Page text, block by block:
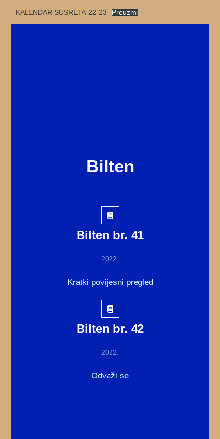
KALENDAR-SUSRETA-22-23 Preuzmi
Bilten
Bilten br. 41
2022.
Kratki povijesni pregled
Bilten br. 42
2022.
Odvaži se